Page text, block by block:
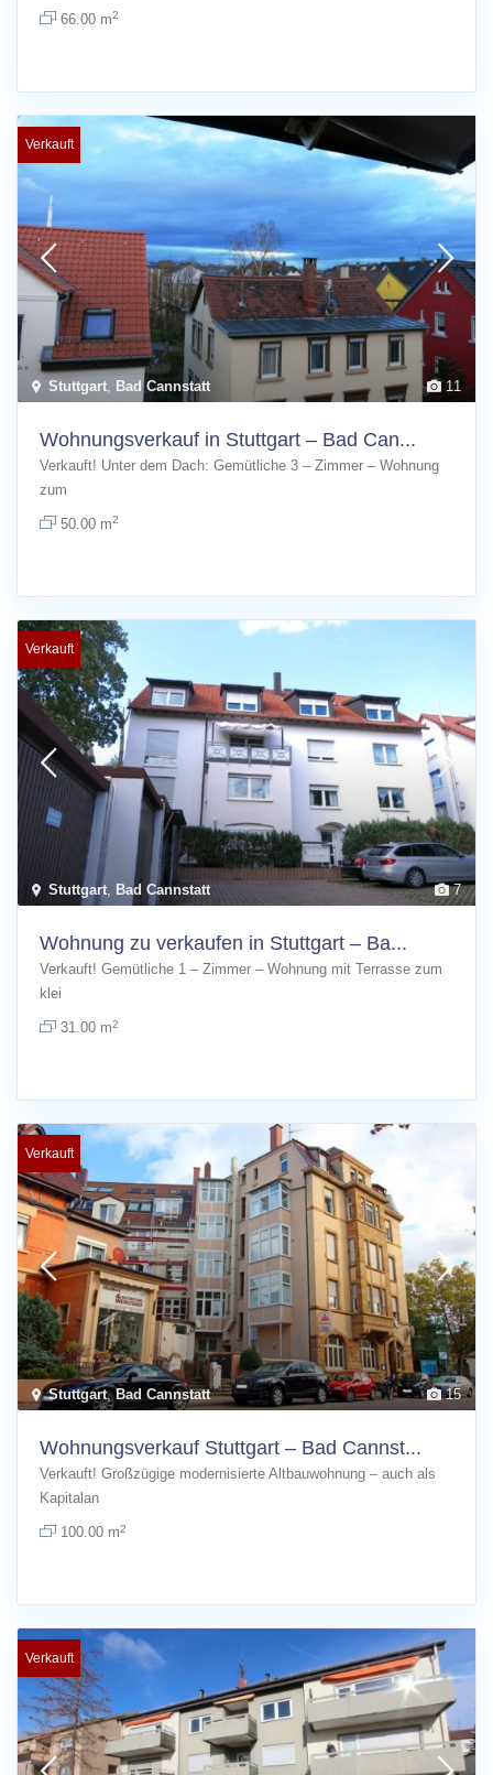
66.00 m2
11
Stuttgart Bad Cannstatt
Verkauft
Wohnungsverkauf in Stuttgart – Bad Can...
Verkauft! Unter dem Dach: Gemütliche 3 – Zimmer – Wohnung
zum
50.00 m2
7
Stuttgart, Bad Cannstatt
Verkauft
Wohnung zu verkaufen in Stuttgart – Ba...
Verkauft! Gemütliche 1 – Zimmer – Wohnung mit Terrasse zum
klei
31.00 m2
15
Stuttgart,Bad Cannstatt
Verkauft
Wohnungsverkauf Stuttgart – Bad Cannst...
Verkauft! Großzügige modernisierte Altbauwohnung – auch als
Kapitalan
100.00 m2
Verkauft